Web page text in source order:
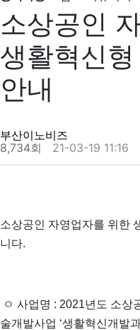
소상공인
생활혁신
안내
부산이노비즈
8,734회
21-03-19 11:16
소상공인 자영업자를 위한
니다.
ㅇ 사업명 : 2021년도 소상
술개발사업 ‘생활혁신개발